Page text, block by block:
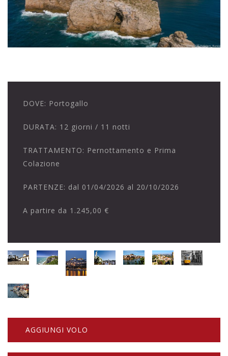
DOVE: Portogallo
DURATA: 12 giorni / 11 notti
TRATTAMENTO: Pernottamento e Prima
Colazione
PARTENZE: dal 01/04/2026 al 20/10/2026
A partire da 1.245,00 €
AGGIUNGI VOLO